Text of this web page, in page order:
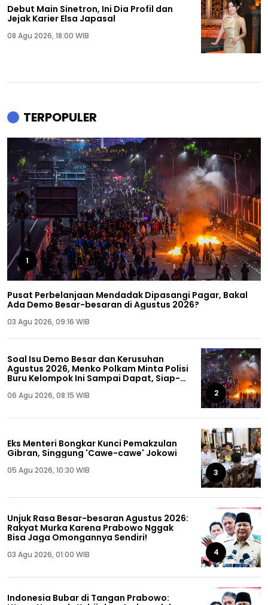
Debut Main Sinetron, Ini Dia Profil dan
Jejak Karier Elsa Japasal
08 Agu 2026, 18:00 WIB
TERPOPULER
1
Pusat Perbelanjaan Mendadak Dipasangi Pagar, Bakal
Ada Demo Besar-besaran di Agustus 2026?
03 Agu 2026, 09:16 WIB
Soal Isu Demo Besar dan Kerusuhan
Agustus 2026, Menko Polkam Minta Polisi
Buru Kelompok Ini Sampai Dapat, Siap-
06 Agu 2026, 08:15 WIB 2
Eks Menteri Bongkar Kunci Pemakzulan
Gibran, Singgung 'Cawe-cawe' Jokowi
05 Agu 2026, 10:30 WIB 3
Unjuk Rasa Besar-besaran Agustus 2026:
Rakyat Murka Karena Prabowo Nggak
Bisa Jaga Omongannya Sendiri!
03 Agu 2026, 01:00 WIB 4
Indonesia Bubar di Tangan Prabowo: